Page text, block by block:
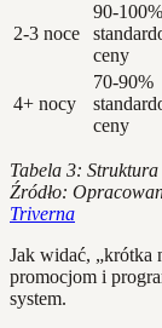
2-3 noce
90-100%
ceny
4+ nocy
70-90%
ceny
Tabela 3:
Źródło:
Triverna
Jak widać, „krótka
promocjom i
system.